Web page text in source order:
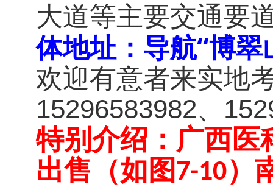
大道等主要交通要
体地址：导航“博
欢迎有意者来实地
15296583982、
特别介绍：广西医
出售 （如图 7-10）